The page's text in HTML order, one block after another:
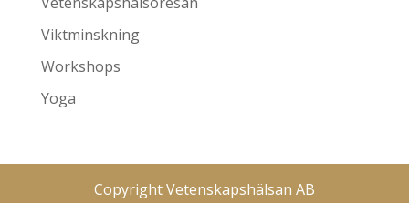
Viktminskning
Workshops
Yoga
Copyright Vetenskapshälsan AB